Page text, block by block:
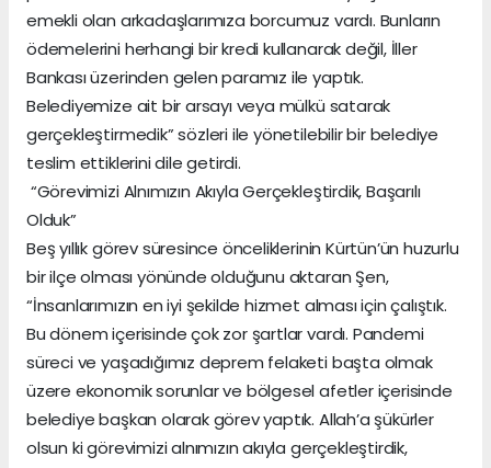
emekli olan arkadaşlarımıza borcumuz vardı. Bunların
ödemelerini herhangi bir kredi kullanarak değil, İller
Bankası üzerinden gelen paramız ile yaptık.
Belediyemize ait bir arsayı veya mülkü satarak
gerçekleştirmedik” sözleri ile yönetilebilir bir belediye
teslim ettiklerini dile getirdi.
“Görevimizi Alnımızın Akıyla Gerçekleştirdik, Başarılı
Olduk”
Beş yıllık görev süresince önceliklerinin Kürtün’ün huzurlu
bir ilçe olması yönünde olduğunu aktaran Şen,
“İnsanlarımızın en iyi şekilde hizmet alması için çalıştık.
Bu dönem içerisinde çok zor şartlar vardı. Pandemi
süreci ve yaşadığımız deprem felaketi başta olmak
üzere ekonomik sorunlar ve bölgesel afetler içerisinde
belediye başkan olarak görev yaptık. Allah’a şükürler
olsun ki görevimizi alnımızın akıyla gerçekleştirdik,